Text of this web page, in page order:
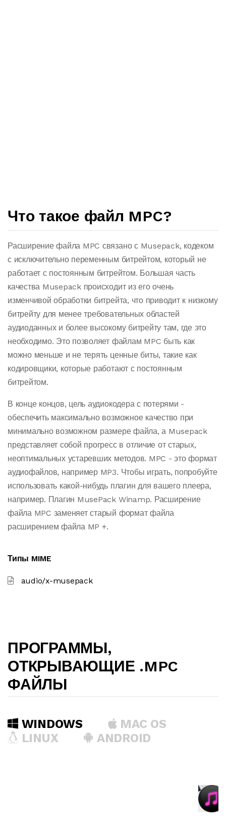
Что такое файл MPC?
Расширение файла MPC связано с Musepack, кодеком
с исключительно переменным битрейтом, который не
работает с постоянным битрейтом. Большая часть
качества Musepack происходит из его очень
изменчивой обработки битрейта, что приводит к низкому
битрейту для менее требовательных областей
аудиоданных и более высокому битрейту там, где это
необходимо. Это позволяет файлам MPC быть как
можно меньше и не терять ценные биты, такие как
кодировщики, которые работают с постоянным
битрейтом.
В конце концов, цель аудиокодера с потерями -
обеспечить максимально возможное качество при
минимально возможном размере файла, а Musepack
представляет собой прогресс в отличие от старых,
неоптимальных устаревших методов. MPC - это формат
аудиофайлов, например MP3. Чтобы играть, попробуйте
использовать какой-нибудь плагин для вашего плеера,
например. Плагин MusePack Winamp. Расширение
файла MPC заменяет старый формат файла
расширением файла MP +.
Типы MIME
audio/x-musepack
ПРОГРАММЫ,
ОТКРЫВАЮЩИЕ .MPC
ФАЙЛЫ
WINDOWS
MAC OS
LINUX
ANDROID